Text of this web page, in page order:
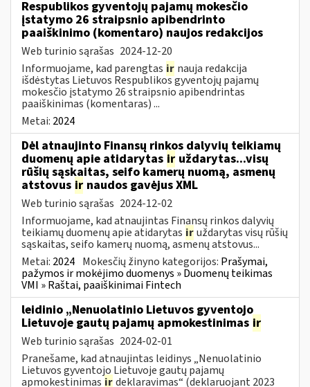
Respublikos gyventojų pajamų mokesčio
įstatymo 26 straipsnio apibendrinto
paaiškinimo (komentaro) naujos redakcijos
Web turinio sąrašas 2024-12-20
Informuojame, kad parengtas ir nauja redakcija
išdėstytas Lietuvos Respublikos gyventojų pajamų
mokesčio įstatymo 26 straipsnio apibendrintas
paaiškinimas (komentaras) ...
Metai: 2024
Dėl atnaujinto Finansų rinkos dalyvių teikiamų
duomenų apie atidarytas ir uždarytas...visų
rūšių sąskaitas, seifo kamerų nuomą, asmenų
atstovus ir naudos gavėjus XML
Web turinio sąrašas 2024-12-02
Informuojame, kad atnaujintas Finansų rinkos dalyvių
teikiamų duomenų apie atidarytas iruždarytas visų rūšių
sąskaitas, seifo kamerų nuomą, asmenų atstovus...
Metai: 2024 Mokesčių žinyno kategorijos: Prašymai,
pažymos ir mokėjimo duomenys » Duomenų teikimas
VMI » Raštai, paaiškinimai Fintech
leidinio „Nenuolatinio Lietuvos gyventojo
Lietuvoje gautų pajamų apmokestinimas ir
Web turinio sąrašas 2024-02-01
Pranešame, kad atnaujintas leidinys „Nenuolatinio
Lietuvos gyventojo Lietuvoje gautų pajamų
apmokestinimas irdeklaravimas“ (deklaruojant 2023